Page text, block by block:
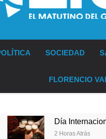
SOCIEDAD
FLORENCIO
Día Internacional de la
2 Horas Atrás